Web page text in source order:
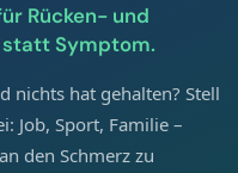
Rücken- und
statt Symptom.
nichts hat gehalten? Stell
Job, Sport, Familie –
den Schmerz zu